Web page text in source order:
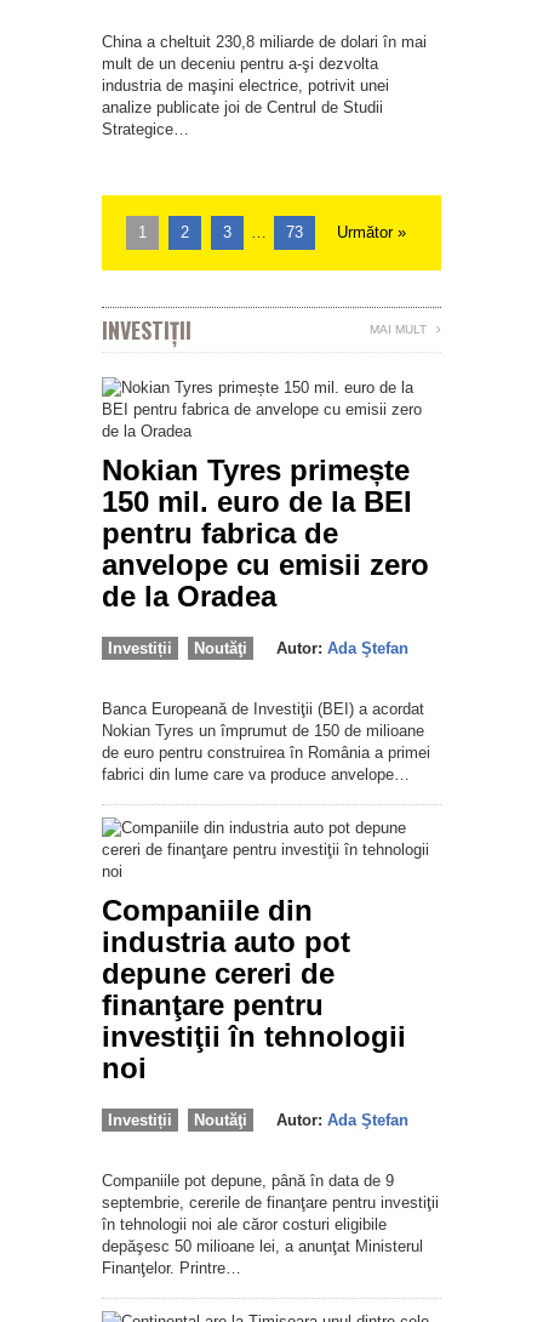
China a cheltuit 230,8 miliarde de dolari în mai
mult de un deceniu pentru a-şi dezvolta
industria de maşini electrice, potrivit unei
analize publicate joi de Centrul de Studii
Strategice…
1 2 3 … 73 Următor »
INVESTIȚII MAI MULT
Nokian Tyres primește
150 mil. euro de la BEI
pentru fabrica de
anvelope cu emisii zero
de la Oradea
Investiții Noutăţi Autor: Ada Ştefan
Banca Europeană de Investiţii (BEI) a acordat
Nokian Tyres un împrumut de 150 de milioane
de euro pentru construirea în România a primei
fabrici din lume care va produce anvelope…
Companiile din
industria auto pot
depune cereri de
finanţare pentru
investiţii în tehnologii
noi
Investiții Noutăţi Autor: Ada Ştefan
Companiile pot depune, până în data de 9
septembrie, cererile de finanţare pentru investiţii
în tehnologii noi ale căror costuri eligibile
depăşesc 50 milioane lei, a anunţat Ministerul
Finanţelor. Printre…